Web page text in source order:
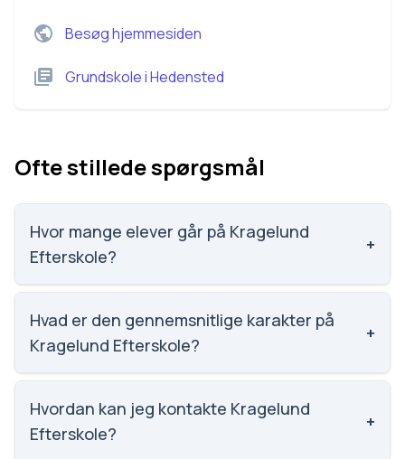
Besøg hjemmesiden
GrundskoleiHedensted
Ofte stillede spørgsmål
Hvor mange elever går på Kragelund
Efterskole?
+
Kragelund Efterskole har 105 elever, hvilket gør den
til nummer 1767 ud af 3143 skoler.
Hvad er den gennemsnitlige karakter på
Kragelund Efterskole?
+
Karaktergennemsnittet på Kragelund Efterskole er
5.2, nummer 1476 ud af 3143 skoler.
Hvordan kan jeg kontakte Kragelund
Efterskole?
+